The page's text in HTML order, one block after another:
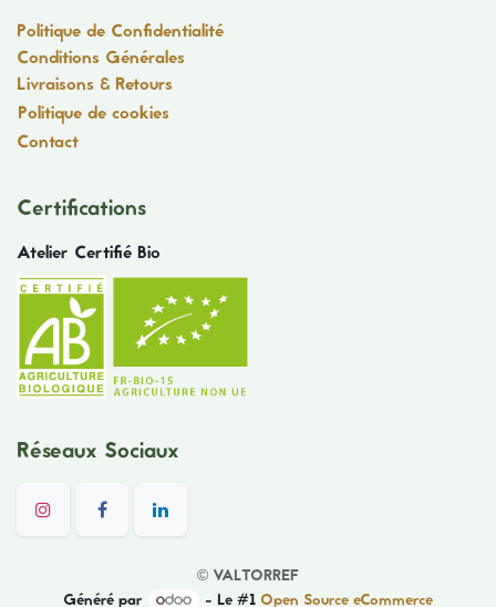
Politique de Confidentialité
Conditions Générales
Livraisons & Retours
Politique de cookies
Contact
Certifications
Atelier Certifié Bio
Réseaux Sociaux
© VALTORREF
Généré par
- Le #1Open Source eCommerce